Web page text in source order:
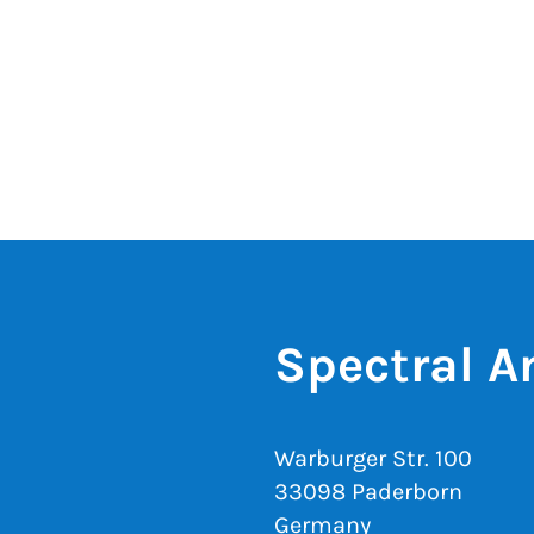
Spectral
Warburger Str. 100
33098 Paderborn
Germany